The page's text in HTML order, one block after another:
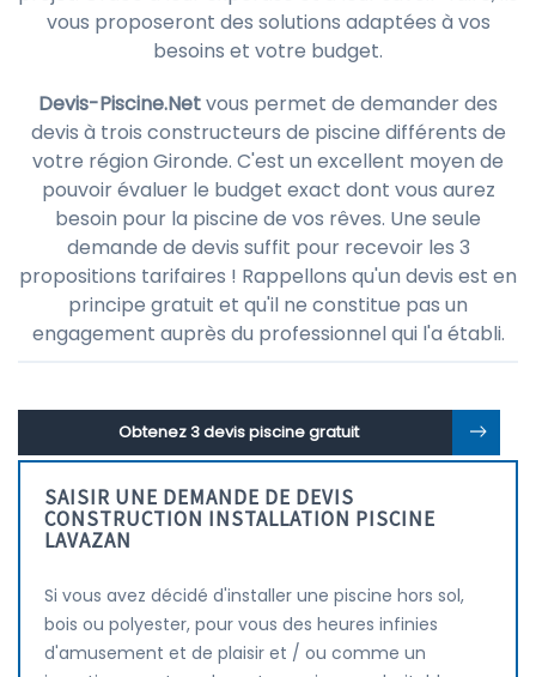
vous proposeront des solutions adaptées à vos
besoins et votre budget.
Devis-Piscine.Netvous permet de demander des
devis à trois constructeurs de piscine différents de
votre région Gironde. C'est un excellent moyen de
pouvoir évaluer le budget exact dont vous aurez
besoin pour la piscine de vos rêves. Une seule
demande de devis suffit pour recevoir les 3
propositions tarifaires ! Rappellons qu'un devis est en
principe gratuit et qu'il ne constitue pas un
engagement auprès du professionnel qui l'a établi.
Obtenez 3 devis piscine gratuit
SAISIR UNE DEMANDE DE DEVIS
CONSTRUCTION INSTALLATION PISCINE
LAVAZAN
Si vous avez décidé d'installer une piscine hors sol,
bois ou polyester, pour vous des heures infinies
d'amusement et de plaisir et / ou comme un